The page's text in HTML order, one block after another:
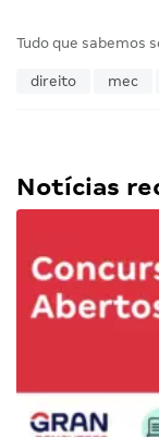
Tudo que sabemos
direito mec
Notícias